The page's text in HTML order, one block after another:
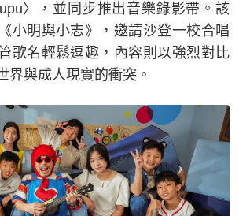
〉，並同步推出音樂錄影帶。該
小明與小志》，邀請沙登一校合唱
歌名輕鬆逗趣，內容則以強烈對比
界與成人現實的衝突。